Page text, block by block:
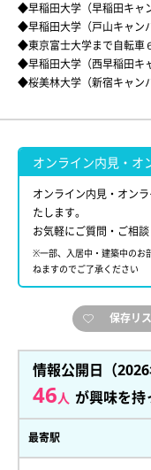
◆早稲田大学（早稲田キャ
◆早稲田大学（戸山キャン
◆東京富士大学まで自転車
◆早稲田大学（西早稲田キ
◆桜美林大学（新宿キャン
オンライン内見・オ
オンライン内見・オン
たします。
お気軽にご質問・ご相談
※一部、入居中・建築中のお
ねますのでご了承ください
保存リ
情報公開日（2026
46人 が興味を持
最寄駅